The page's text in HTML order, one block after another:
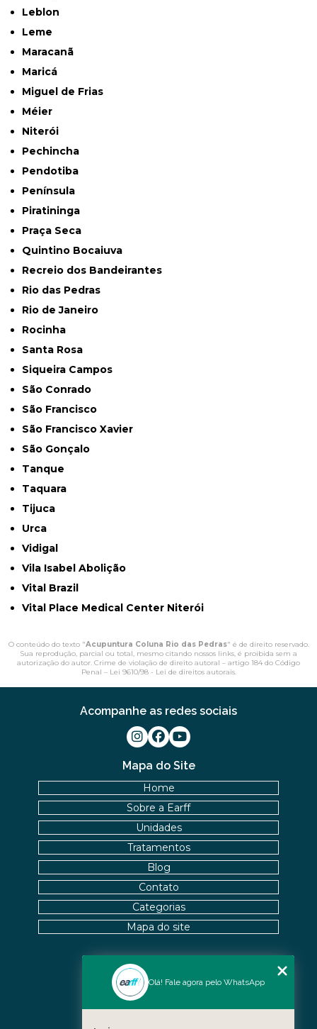
Leblon
Leme
Maracanã
Maricá
Miguel de Frias
Méier
Niterói
Pechincha
Pendotiba
Península
Piratininga
Praça Seca
Quintino Bocaiuva
Recreio dos Bandeirantes
Rio das Pedras
Rio de Janeiro
Rocinha
Santa Rosa
Siqueira Campos
São Conrado
São Francisco
São Francisco Xavier
São Gonçalo
Tanque
Taquara
Tijuca
Urca
Vidigal
Vila Isabel Abolição
Vital Brazil
Vital Place Medical Center Niterói
O conteúdo do texto "Acupuntura Coluna Rio das Pedras" é de direito reservado.
Sua reprodução, parcial ou total, mesmo citando nossos links, é proibida sem a
autorização do autor. Crime de violação de direito autoral – artigo 184 do Código
Penal – Lei 9610/98 - Lei de direitos autorais.
Nossas Unidades
Mapa do Site
Home
Sobre a Earff
Unidades
Tratamentos
Blog
Contato
Categorias
Mapa do site
Acompanhe as redes sociais
Olá! Fale agora pelo WhatsApp